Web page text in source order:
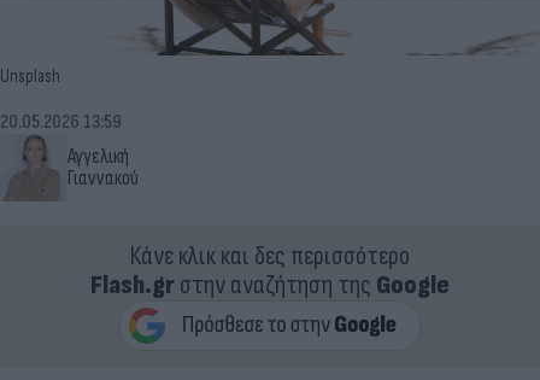
Unsplash
Αγγελική
Γιαννακού
20.05.2026 13:59
Κάνε κλικ και δες περισσότερο
Flash.grστην αναζήτηση της Google